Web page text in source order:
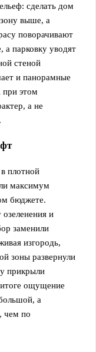
сделать дом
выше, а
поворачивают
а парковку уводят
стеной
и панорамные
при этом
а не
плотной
максимум
бюджете.
и
заменили
изгородь,
зоны развернули
прикрыли
ощущение
а
чем по